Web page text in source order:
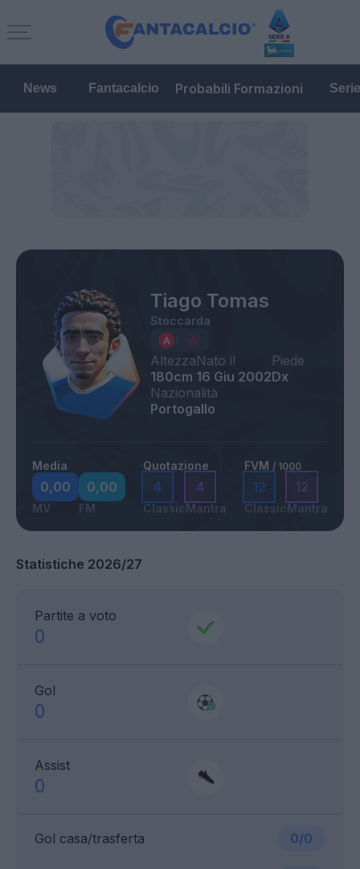
News Fantacalcio Probabili Formazioni
Tiago Tomas
Stoccarda
Altezza
180cm
Nato il
16 Giu 2002
Piede
Dx
Nazionalità
Portogallo
Media
0,00
MV
0,00
FM
Quotazione
4
Classic
4
Mantra
FVM / 1000
12
Classic
12
Mantra
Statistiche 2026/27
Partite a voto
0
Gol
0
Assist
0
Gol casa/trasferta 0/0